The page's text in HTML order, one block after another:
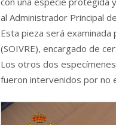
al Administrador Principal
Esta pieza será examinada
(SOIVRE), encargado de
Los otros dos
fueron intervenidos por no